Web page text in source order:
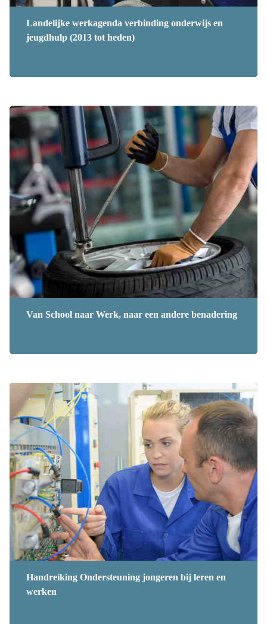
Landelijke werkagenda verbinding onderwijs en
jeugdhulp (2013 tot heden)
Van School naar Werk, naar een andere benadering
Handreiking Ondersteuning jongeren bij leren en
werken